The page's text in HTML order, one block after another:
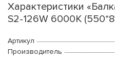
Характеристики
S2-126W 6000K
Артикул
Производитель